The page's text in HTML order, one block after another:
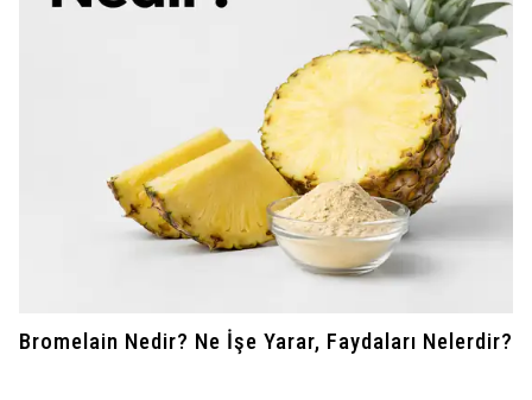
Bromelain Nedir? Ne İşe Yarar, Faydaları Nelerdir?